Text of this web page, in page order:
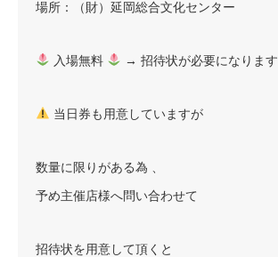
場所：（財）延岡総合文化センター
︎ 入場無料 ︎ → 招待状が必要になります
当日券も用意していますが
数量に限りがある為 、
予め主催店様へ問い合わせて
招待状を用意して頂くと